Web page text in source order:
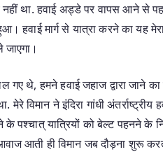
नहीं था. हवाई अड्डे पर वापस आने से
हवाई मार्ग से यात्रा करने का यह
गए थे, हमने हवाई जहाज द्वारा जाने
मेरे विमान ने इंदिरा गांधी
पश्चात् यात्रियों को बेल्ट पहनने के
आती ही विमान जब दौड़ना शुरू